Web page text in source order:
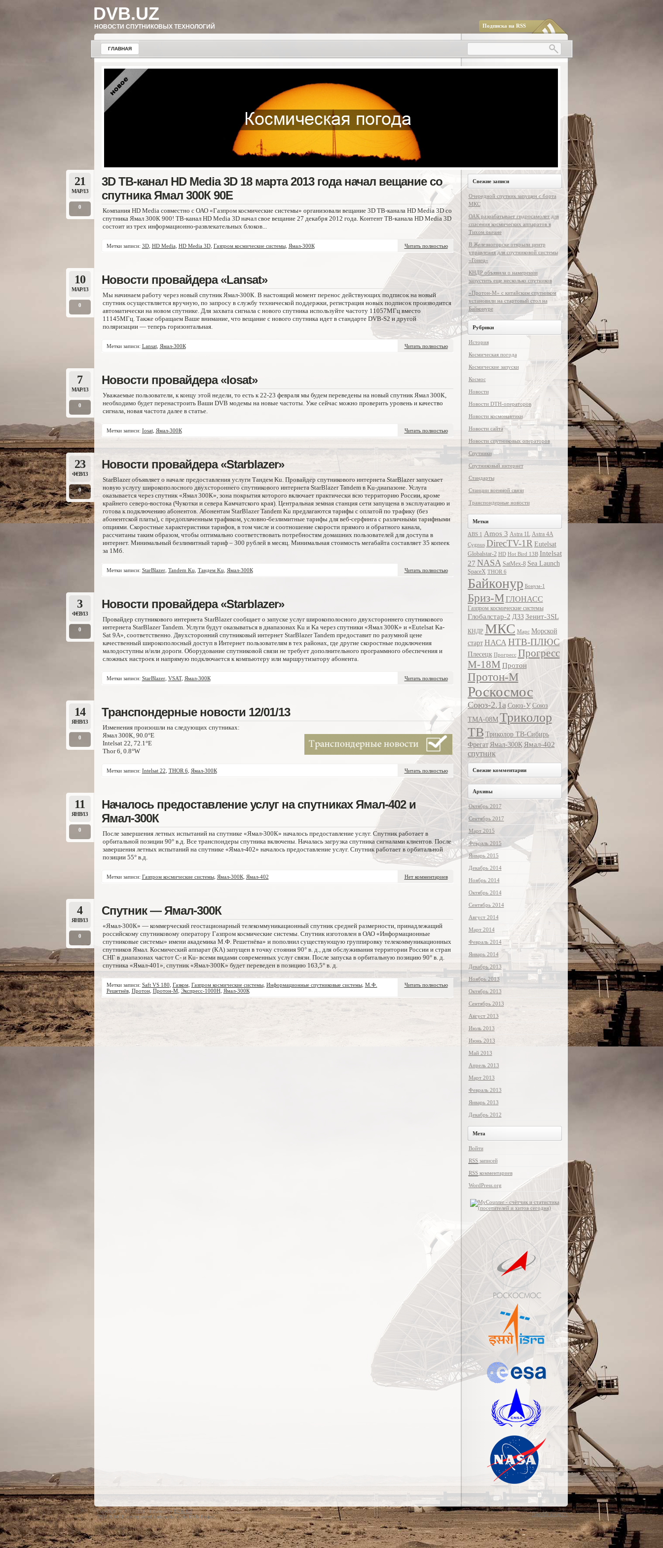
DVB.UZ
НОВОСТИ СПУТНИКОВЫХ ТЕХНОЛОГИЙ Подписка на RSS
ГЛАВНАЯ
21
МАР/13
0
3D ТВ-канал HD Media 3D 18 марта 2013 года начал вещание со
спутника Ямал 300К 90E
Компания HD Media совместно с ОАО «Газпром космические системы» организовали вещание 3D ТВ-канала HD Media 3D со
спутника Ямал 300К 900! ТВ-канал HD Media 3D начал свое вещание 27 декабря 2012 года. Контент ТВ-канала HD Media 3D
состоит из трех информационно-развлекательных блоков...
Метки записи: 3D, HD Media, HD Media 3D, Газпром космические системы, Ямал-300К Читать полностью
10
МАР/13
0
Новости провайдера «Lansat»
Мы начинаем работу через новый спутник Ямал-300К. В настоящий момент перенос действующих подписок на новый
спутник осуществляется вручную, по запросу в службу технической поддержки, регистрация новых подписок производится
автоматически на новом спутнике. Для захвата сигнала с нового спутника используйте частоту 11057МГц вместо
11145МГц. Также обращаем Ваше внимание, что вещание с нового спутника идет в стандарте DVB-S2 и другой
поляризации — теперь горизонтальная.
Метки записи: Lansat, Ямал-300К Читать полностью
7
МАР/13
0
Новости провайдера «Iosat»
Уважаемые пользователи, к концу этой недели, то есть к 22-23 февраля мы будем переведены на новый спутник Ямал 300К,
необходимо будет перенастроить Ваши DVB модемы на новые частоты. Уже сейчас можно проверить уровень и качество
сигнала, новая частота далее в статье.
Метки записи: Iosat, Ямал-300К Читать полностью
23
ФЕВ/13
0
Новости провайдера «Starblazer»
StarBlazer объявляет о начале предоставления услуги Тандем Ku. Провайдер спутникового интернета StarBlazer запускает
новую услугу широкополосного двухстороннего спутникового интернета StarBlazer Tandem в Ku-диапазоне. Услуга
оказывается через спутник «Ямал 300К», зона покрытия которого включает практически всю территорию России, кроме
крайнего северо-востока (Чукотки и севера Камчатского края). Центральная земная станция сети запущена в эксплуатацию и
готова к подключению абонентов. Абонентам StarBlazer Tandem Ku предлагаются тарифы с оплатой по трафику (без
абонентской платы), с предоплаченным трафиком, условно-безлимитные тарифы для веб-серфинга с различными тарифными
опциями. Скоростные характеристики тарифов, в том числе и соотношение скорости прямого и обратного канала,
рассчитаны таким образом, чтобы оптимально соответствовать потребностям домашних пользователей для доступа в
интернет. Минимальный безлимитный тариф – 300 рублей в месяц. Минимальная стоимость мегабайта составляет 35 копеек
за 1Мб.
Метки записи: StarBlazer, Tandem Ku Тандем Ku Ямал-300К Читать полностью
3
ФЕВ/13
0
Новости провайдера «Starblazer»
Провайдер спутникового интернета StarBlazer сообщает о запуске услуг широкополосного двухстороннего спутникового
интернета StarBlazer Tandem. Услуги будут оказываться в диапазонах Ku и Kа через спутники «Ямал 300К» и «Eutelsat Ka-
Sat 9A», соответственно. Двухсторонний спутниковый интернет StarBlazer Tandem предоставит по разумной цене
качественный широкополосный доступ в Интернет пользователям в тех районах, где другие скоростные подключения
малодоступны и/или дороги. Оборудование спутниковой связи не требует дополнительного программного обеспечения и
сложных настроек и напрямую подключается к компьютеру или маршрутизатору абонента.
Метки записи: StarBlazer, VSAT, Ямал-300К Читать полностью
14
ЯНВ/13
0
Транспондерные новости 12/01/13
Изменения произошли на следующих спутниках:
Ямал 300К, 90.0°E
Intelsat 22, 72.1°E
Thor 6, 0.8°W
Метки записи: Intelsat 22 THOR 6, Ямал-300К Читать полностью
11
ЯНВ/13
0
Началось предоставление услуг на спутниках Ямал-402 и
Ямал-300К
После завершения летных испытаний на спутнике «Ямал-300К» началось предоставление услуг. Спутник работает в
орбитальной позиции 90° в.д. Все транспондеры спутника включены. Началась загрузка спутника сигналами клиентов. После
завершения летных испытаний на спутнике «Ямал-402» началось предоставление услуг. Спутник работает в орбитальной
позиции 55° в.д.
Метки записи: Газпром космические системы, Ямал-300К, Ямал-402 Нет комментариев
4
ЯНВ/13
0
Спутник — Ямал-300К
«Ямал-300К» — коммерческий геостационарный телекоммуникационный спутник средней размерности, принадлежащий
российскому спутниковому оператору Газпром космические системы. Спутник изготовлен в ОАО «Информационные
спутниковые системы» имени академика М.Ф. Решетнёва» и пополнил существующую группировку телекоммуникационных
спутников Ямал. Космический аппарат (КА) запущен в точку стояния 90° в. д., для обслуживания территории России и стран
СНГ в диапазонах частот С- и Ku- всеми видами современных услуг связи. После запуска в орбитальную позицию 90° в. д.
спутника «Ямал-401», спутник «Ямал-300К» будет переведен в позицию 163,5° в. д.
Метки записи: Saft VS 180 Газком, Газпром космические системы, Информационные спутниковые системы, М.Ф.
Решетнёв, Протон, Протон-М, Экспресс-1000Н, Ямал-300К
Читать полностью
Свежие записи
Очередной спутник запущен с борта
МКС
ОАК разрабатывает гидросамолет для
спасения космических аппаратов в
Тихом океане
В Железногорске открыли центр
управления для спутниковой системы
«Гонец»
КНДР объявила о намерении
запустить еще несколько спутников
«Протон-М» с китайским спутником
установили на стартовый стол на
Байконуре
Рубрики
История
Космическая погода
Космические запуски
Космос
Новости
Новости DTH-операторов
Новости космонавтики
Новости сайта
Новости спутниковых операторов
Спутники
Спутниковый интернет
Стандарты
Станции военной связи
Транспондерные новости
Метки
ABS 1 Amos 3 Astra 1L Astra 4A
Cygnus DirecTV-1R Eutelsat
Globalstar-2 HD Hot Bird 13B Intelsat
27 NASA SatMex-8 Sea Launch
SpaceX THOR 6
Байконур Бонум-1
Бриз-МГЛОНАСС
Газпром космические системы
Глобалстар-2 ДЗЗ Зенит-3SL
КНДР МКС Марс Морской
старт НАСАНТВ-ПЛЮС
Плесецк Прогресс Прогресс
М-18М Протон
Протон-М
Роскосмос
Союз-2.1а Союз-У Союз
ТМА-08М Триколор
ТВ Триколор ТВ-Сибирь
Фрегат Ямал-300К Ямал-402
спутник
Свежие комментарии
Архивы
Октябрь 2017
Сентябрь 2017
Март 2015
Февраль 2015
Январь 2015
Декабрь 2014
Ноябрь 2014
Октябрь 2014
Сентябрь 2014
Август 2014
Март 2014
Февраль 2014
Январь 2014
Декабрь 2013
Ноябрь 2013
Октябрь 2013
Сентябрь 2013
Август 2013
Июль 2013
Июнь 2013
Май 2013
Апрель 2013
Март 2013
Февраль 2013
Январь 2013
Декабрь 2012
Мета
Войти
RSSзаписей
RSSкомментариев
WordPress.org
Copyright © 2012-2026 · Powered byDVB.UZ
DVB & MHP are registered trademarks of the DVB Project.
Перейти наверх ↑